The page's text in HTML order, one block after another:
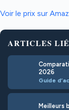
Voir le prix sur
ARTICLES
2026
Guide
Meilleurs